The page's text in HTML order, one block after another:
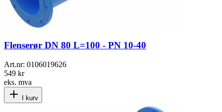
Flenserør DN 80 L=100 - PN 10-40
Art.nr: 0106019626
549 kr
eks. mva
I kurv